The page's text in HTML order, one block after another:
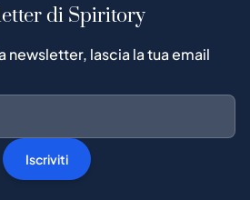
di Spiritory
newsletter, lascia la tua email
Iscriviti